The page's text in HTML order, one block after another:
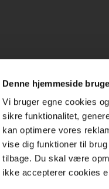
Denne hjemmeside
Vi bruger egne cookies
sikre funktionalitet,
kan optimere vores
vise dig funktioner til
tilbage. Du skal være
ikke accepterer cookies